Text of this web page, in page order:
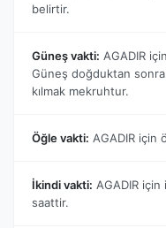
belirtir.
Güneş vakti: AGADIR
Güneş doğduktan
kılmak mekruhtur.
Öğle vakti: AGADIR için
İkindi vakti: AGADIR için
saattir.